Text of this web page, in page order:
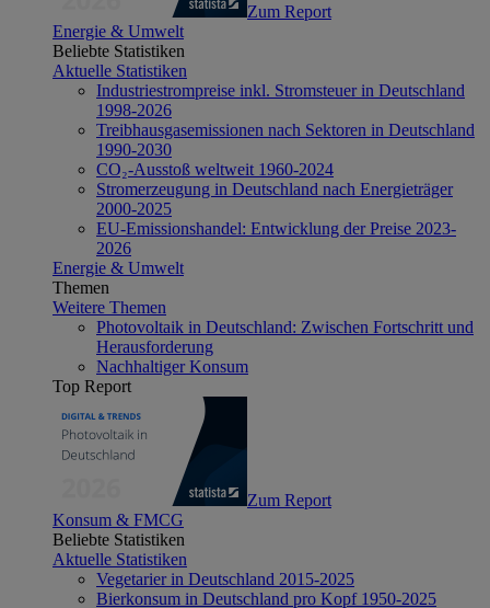
Zum Report
Energie & Umwelt
Beliebte Statistiken
Aktuelle Statistiken
Industriestrompreise inkl. Stromsteuer in Deutschland
1998-2026
Treibhausgasemissionen nach Sektoren in Deutschland
1990-2030
CO₂-Ausstoß weltweit 1960-2024
Stromerzeugung in Deutschland nach Energieträger
2000-2025
EU-Emissionshandel: Entwicklung der Preise 2023-
2026
Energie & Umwelt
Themen
Weitere Themen
Photovoltaik in Deutschland: Zwischen Fortschritt und
Herausforderung
Nachhaltiger Konsum
Top Report
Zum Report
Konsum & FMCG
Beliebte Statistiken
Aktuelle Statistiken
Vegetarier in Deutschland 2015-2025
Bierkonsum in Deutschland pro Kopf 1950-2025